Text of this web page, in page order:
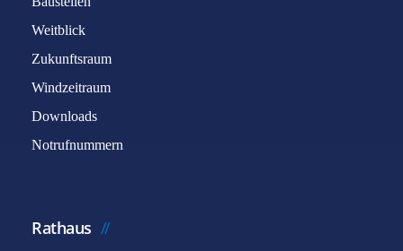
Weitblick
Zukunftsraum
Windzeitraum
Downloads
Notrufnummern
Rathaus